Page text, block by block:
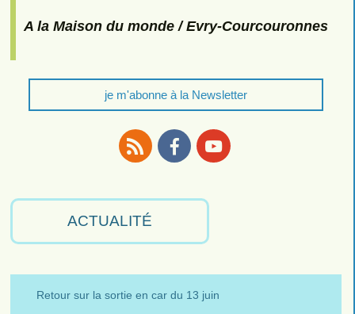
A la Maison du monde / Evry-Courcouronnes
je m'abonne à la Newsletter
ACTUALITÉ
Retour sur la sortie en car du 13 juin